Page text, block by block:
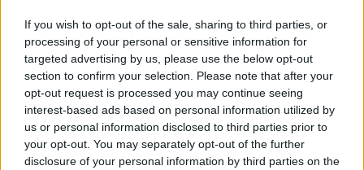
If you wish to opt-out of the sale, sharing to third parties, or
processing of your personal or sensitive information for
targeted advertising by us, please use the below opt-out
section to confirm your selection. Please note that after your
opt-out request is processed you may continue seeing
interest-based ads based on personal information utilized by
us or personal information disclosed to third parties prior to
your opt-out. You may separately opt-out of the further
disclosure of your personal information by third parties on the
Címkék: #death note #adam wingard
#halállista
#betörés
#netflix